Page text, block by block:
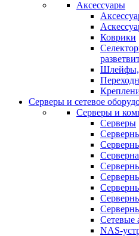
Аксессуары
Коврики
Шлейфы,
Серверы и сетевое
Серверы и
Серверы
Сетевые
NAS-